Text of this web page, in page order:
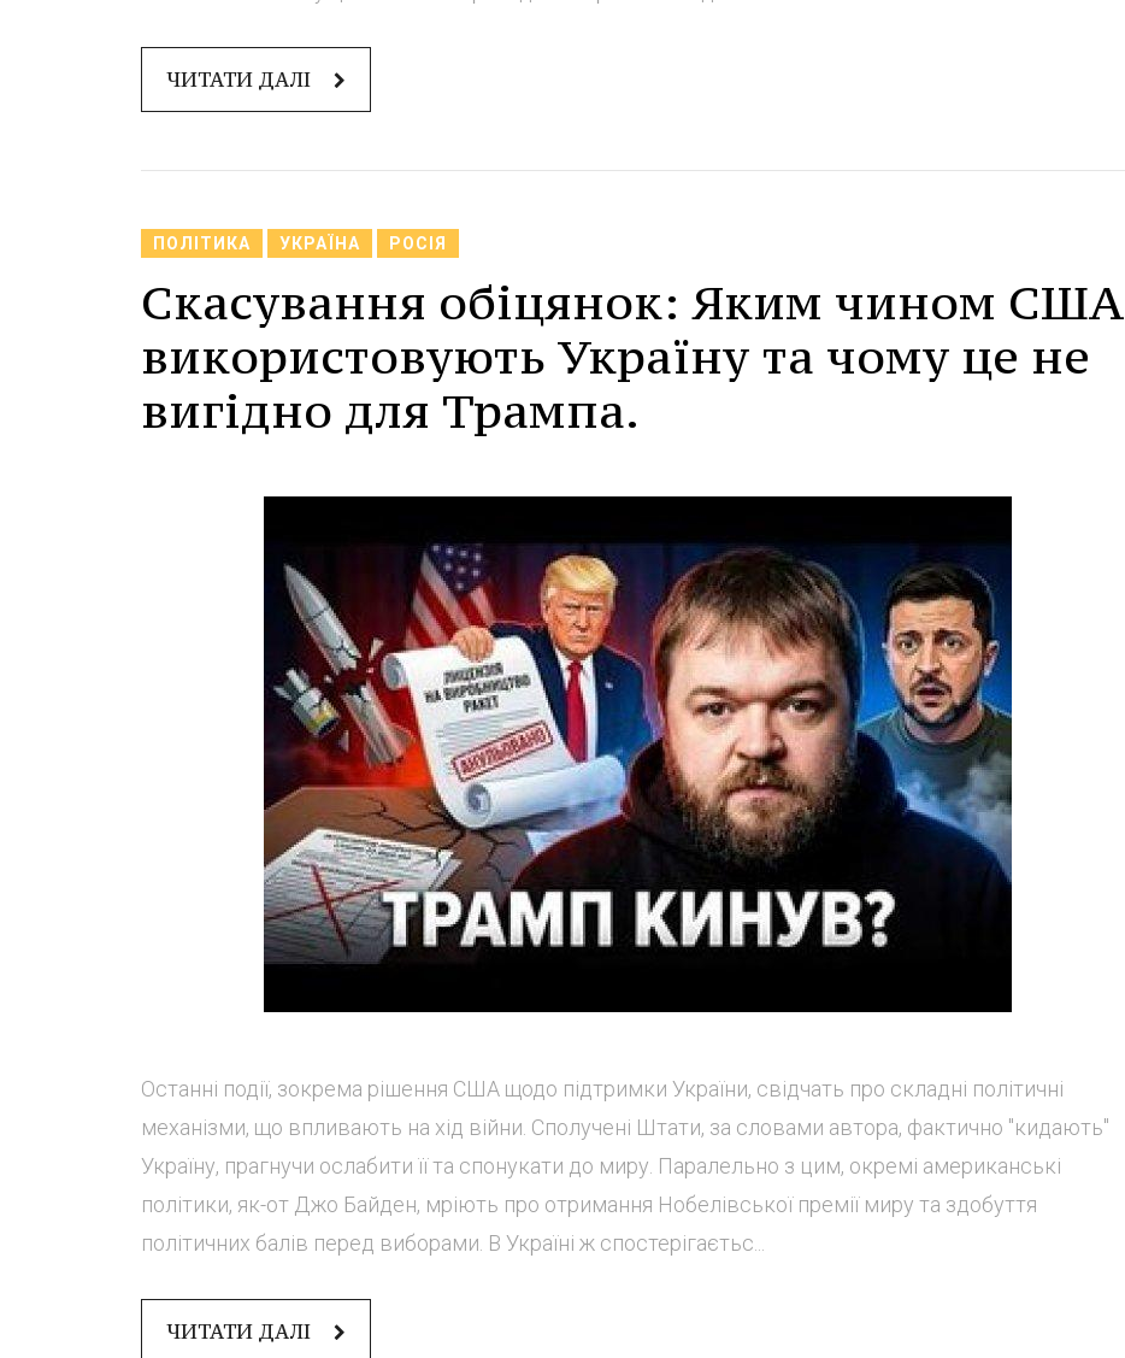
ЧИТАТИ ДАЛІ
ПОЛІТИКА УКРАЇНА РОСІЯ
Скасування обіцянок: Яким чином США
використовують Україну та чому це не
вигідно для Трампа.
Останні події, зокрема рішення США щодо підтримки України, свідчать про складні політичні
механізми, що впливають на хід війни. Сполучені Штати, за словами автора, фактично "кидають"
Україну, прагнучи ослабити її та спонукати до миру. Паралельно з цим, окремі американські
політики, як-от Джо Байден, мріють про отримання Нобелівської премії миру та здобуття
політичних балів перед виборами. В Україні ж спостерігаєтьс...
ЧИТАТИ ДАЛІ